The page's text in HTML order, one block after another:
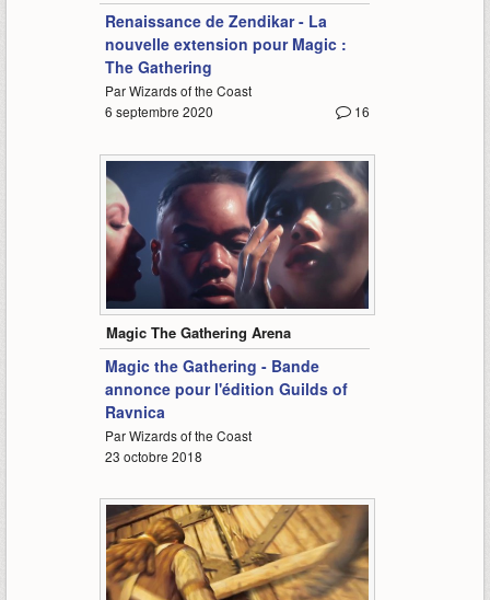
Renaissance de Zendikar - La
nouvelle extension pour Magic :
The Gathering
Par Wizards of the Coast
16
6 septembre 2020
0:57
Magic The Gathering Arena
Magic the Gathering - Bande
annonce pour l'édition Guilds of
Ravnica
Par Wizards of the Coast
23 octobre 2018